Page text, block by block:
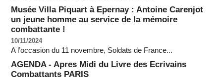
Musée Villa Piquart à Epernay : Antoine Carenjot
un jeune homme au service de la mémoire
combattante !
10/11/2024
A l’occasion du 11 novembre, Soldats de France...
AGENDA - Apres Midi du Livre des Ecrivains
Combattants PARIS